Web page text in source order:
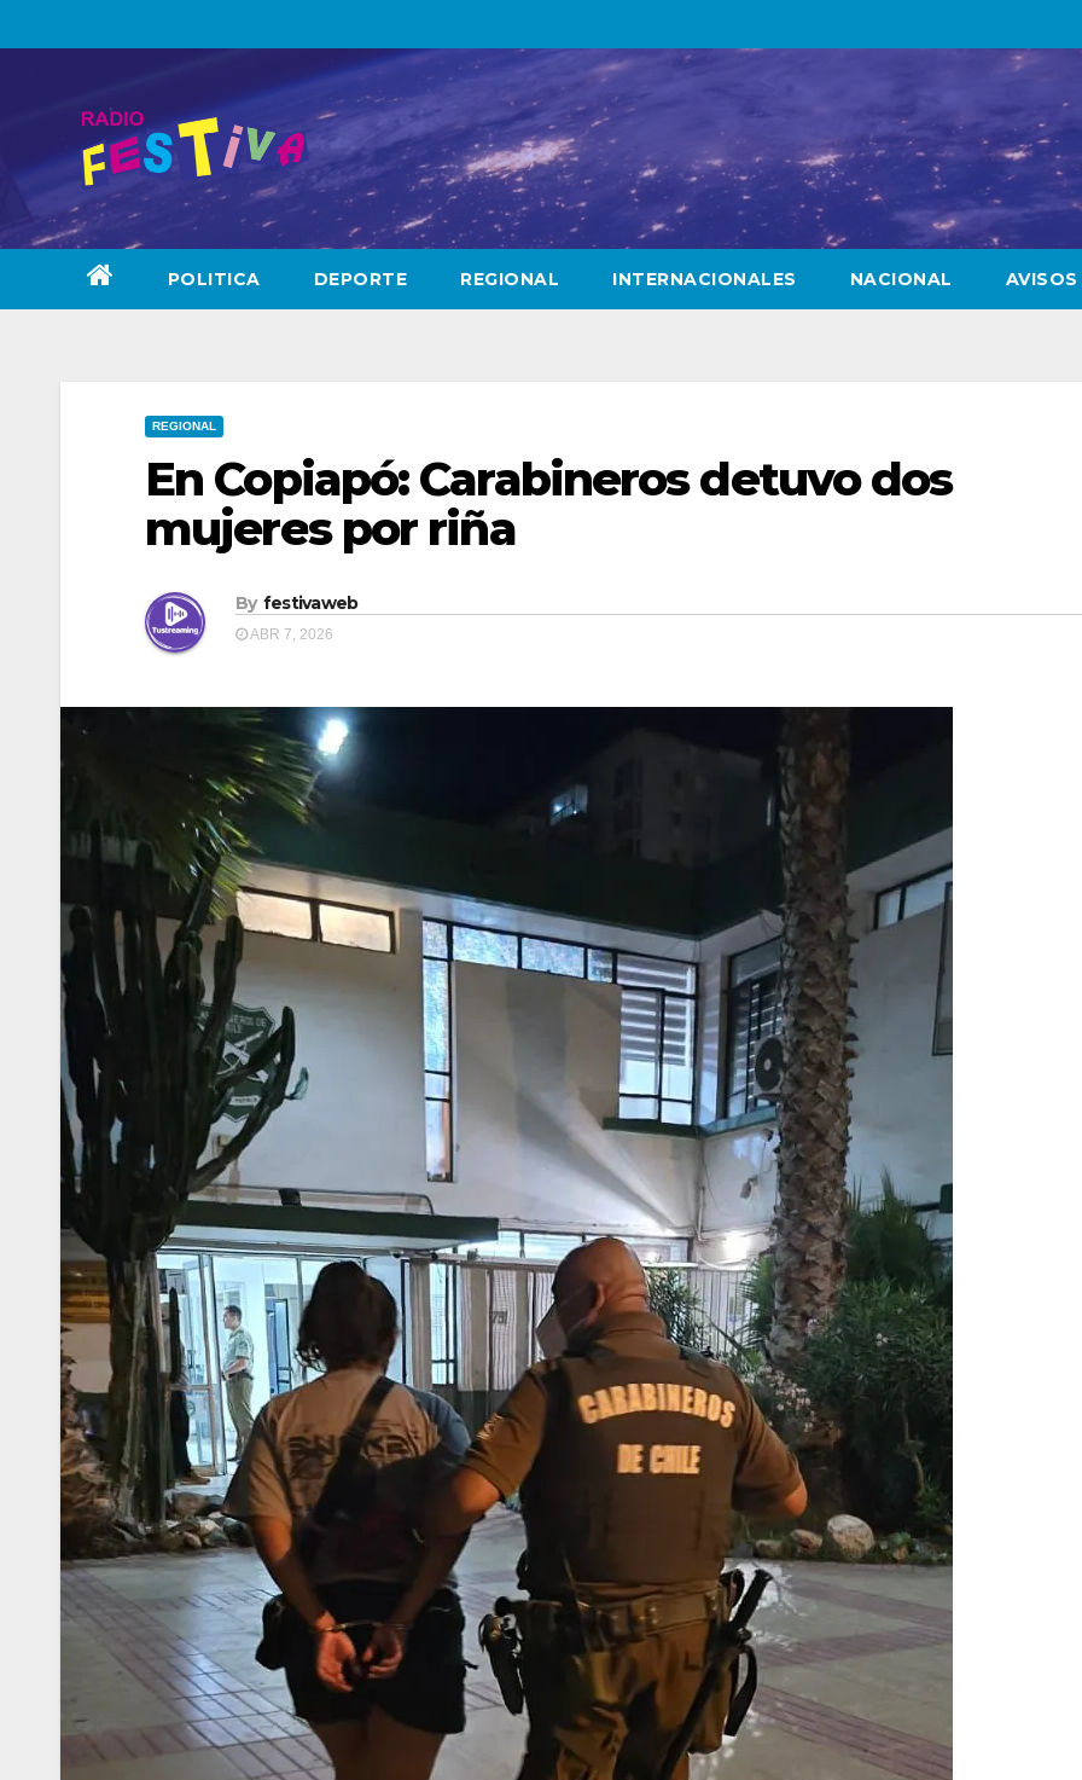
to
POLITICA DEPORTE REGIONAL INTERNACIONALES NACIONAL
REGIONAL
En Copiapó: Carabineros detuvo dos
mujeres por riña
By festivaweb
ABR 7, 2026